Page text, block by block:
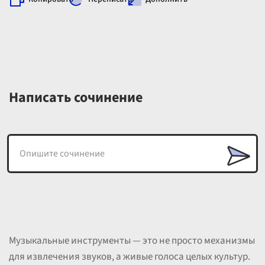
Написать сочинение
Музыкальные инструменты — это не просто механизмы
для извлечения звуков, а живые голоса целых культур.